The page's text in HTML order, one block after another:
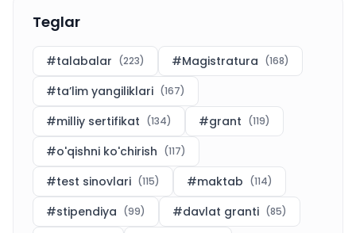
Teglar
#talabalar (223) #Magistratura (168)
#ta’lim yangiliklari (167)
#milliy sertifikat (134) #grant (119)
#o'qishni ko'chirish (117)
#test sinovlari (115) #maktab (114)
#stipendiya (99) #davlat granti (85)